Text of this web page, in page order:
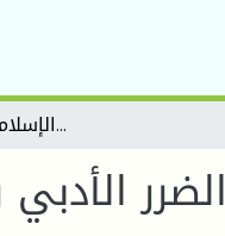
الضرر الأدبي والتعويض عنه في الفقه الإسلامي والقانون الوضعي
الضرر